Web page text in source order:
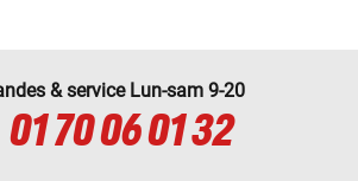
& service Lun-sam 9-20
01 70 06 01 32